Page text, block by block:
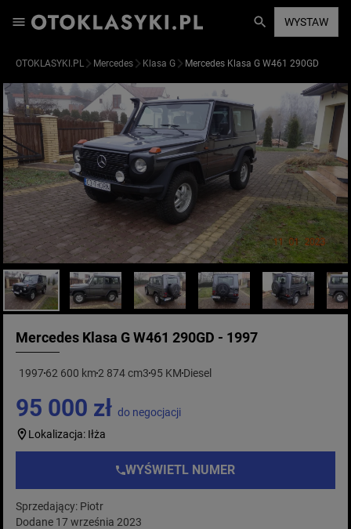
WYSTAW
OTOKLASYKI.PL Mercedes Klasa G Mercedes Klasa G W461 290GD
Mercedes Klasa G W461 290GD - 1997
1997 62 600 km2 874 cm395 KM Diesel
95 000 zł do negocjacji
Lokalizacja: Iłża
WYŚWIETL NUMER
Sprzedający: Piotr
Dodane 17 września 2023